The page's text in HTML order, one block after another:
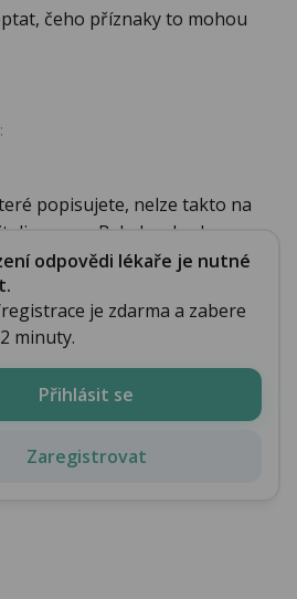
čeho příznaky to mohou
popisujete, nelze takto na
Bylo by vhod...
odpovědi lékaře je nutné
je zdarma a zabere
minuty.
Přihlásit se
Zaregistrovat